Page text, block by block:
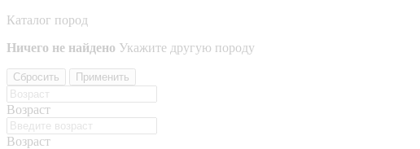
Каталог пород
Ничего не найдено Укажите другую породу
Сбросить Применить
Возраст
Возраст